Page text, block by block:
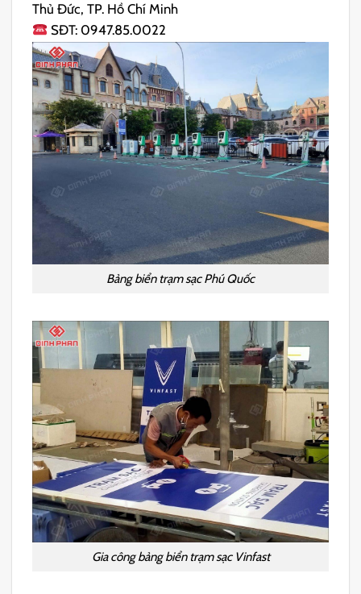
Thủ Đức, TP. Hồ Chí Minh
SĐT: 0947.85.0022
Bảng biển trạm sạc Phú Quốc
Gia công bảng biển trạm sạc Vinfast